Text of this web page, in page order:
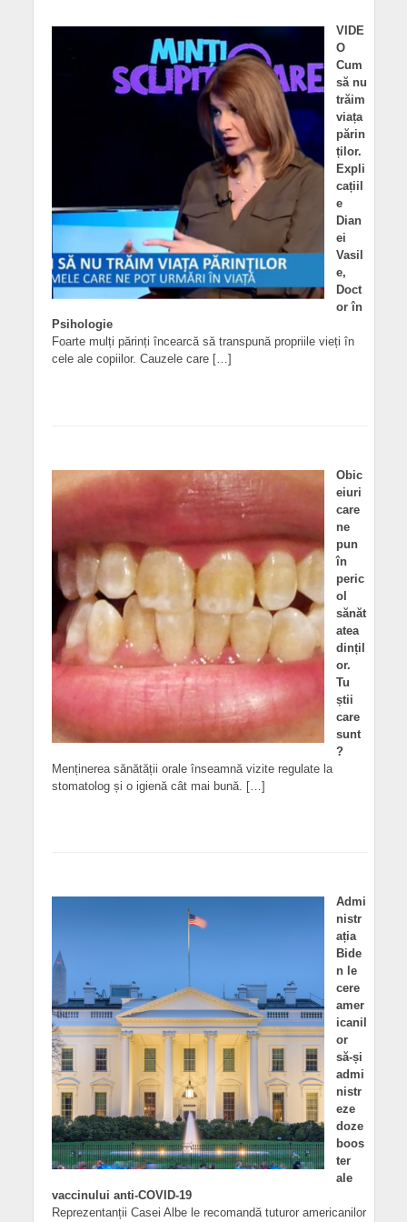
VIDE
O
Cum
să nu
trăim
viața
părin
ților.
Expli
cațiil
e
Dian
ei
Vasil
e,
Doct
or în
Psihologie
Foarte mulți părinți încearcă să transpună propriile vieți în
cele ale copiilor. Cauzele care […]
Obic
eiuri
care
ne
pun
în
peric
ol
sănăt
atea
dințil
or.
Tu
știi
care
sunt
?
Menținerea sănătății orale înseamnă vizite regulate la
stomatolog și o igienă cât mai bună. […]
Admi
nistr
ația
Bide
n le
cere
amer
icanil
or
să-și
admi
nistr
eze
doze
boos
ter
ale
vaccinului anti-COVID-19
Reprezentanții Casei Albe le recomandă tuturor americanilor